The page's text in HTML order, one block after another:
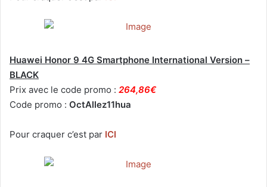
Huawei Honor 9 4G Smartphone International Version –
BLACK
Prix avec le code promo : 264,86€
Code promo : OctAllez11hua
Pour craquer c’est par ICI